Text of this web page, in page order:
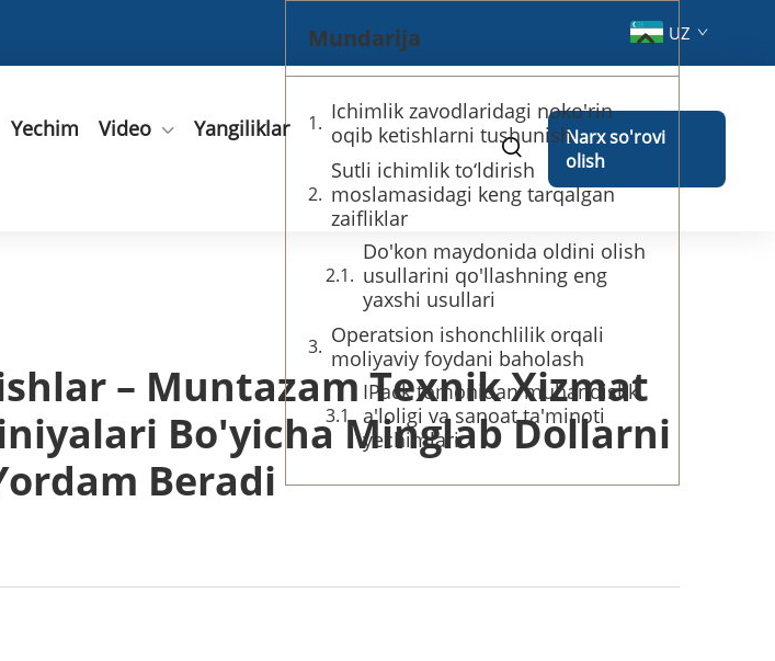
UZ
Yechim Video
Yangiliklar
Narx so'rovi
olish
– Muntazam Texnik Xizmat
Bo'yicha Minglab Dollarni
Beradi
Mundarija
Ichimlik zavodlaridagi noko'rin
oqib ketishlarni tushunish
Sutli ichimlik to‘ldirish
moslamasidagi keng tarqalgan
zaifliklar
Do'kon maydonida oldini olish
usullarini qo'llashning eng
yaxshi usullari
Operatsion ishonchlilik orqali
moliyaviy foydani baholash
IPack tomonidan muhandislik
a'loligi va sanoat ta'minoti
yechimlari